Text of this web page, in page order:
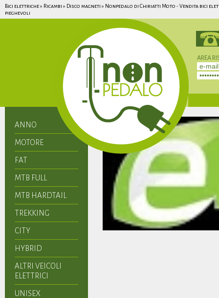
Bici elettriche » Ricambi » Disco magneti » Nonpedalo di Chiriatti Moto - Vendita bici
pieghevoli
AREA
ANNO
MOTORE
FAT
MTB FULL
MTB HARDTAIL
TREKKING
CITY
HYBRID
ALTRI VEICOLI
ELETTRICI
UNISEX